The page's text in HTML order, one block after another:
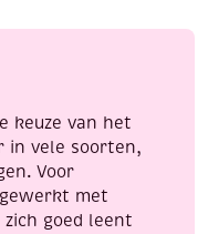
keuze van het
in vele soorten,
Voor
met
goed leent